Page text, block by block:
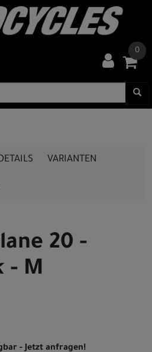
0
VARIANTEN
20 -
- M
- Jetzt anfragen!